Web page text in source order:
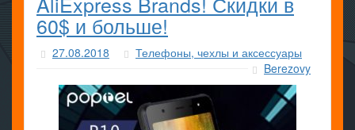
60$ и больше!
27.08.2018
Телефоны, чехлы и аксессуары
Berezovy